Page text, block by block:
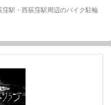
窪駅・西荻窪駅周辺のバイク駐輪